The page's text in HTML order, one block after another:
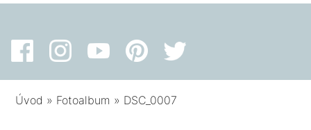
Úvod » Fotoalbum » DSC_0007